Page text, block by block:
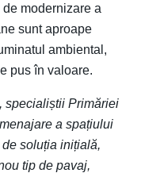
modernizare a
sunt aproape
ambiental,
pus în valoare.
specialiștii Primăriei
a spațiului
soluția inițială,
tip de pavaj,